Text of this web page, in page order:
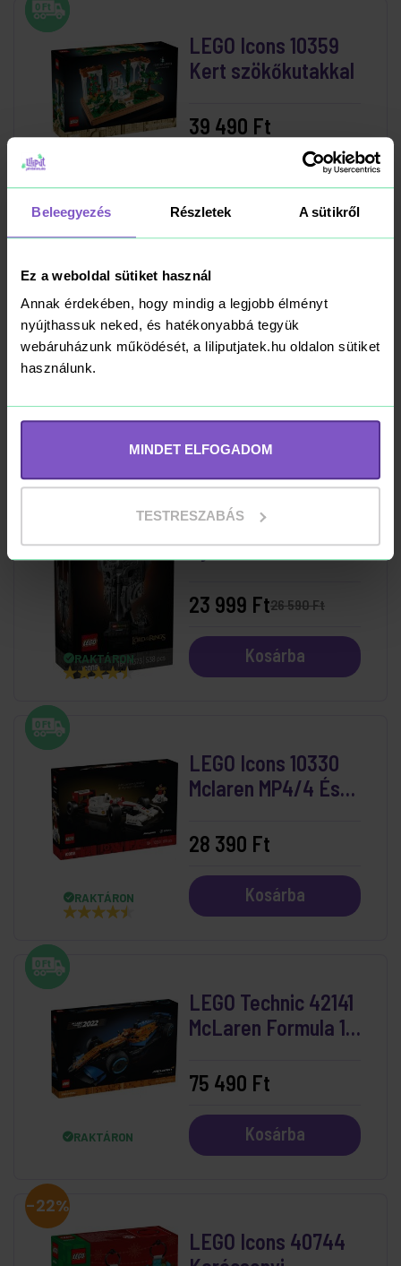
Beleegyezés Részletek A sütikről
Ez a weboldal sütiket használ
Annak érdekében, hogy mindig a legjobb élményt
nyújthassuk neked, és hatékonyabbá tegyük
webáruházunk működését, a liliputjatek.hu oldalon sütiket
használunk.
MINDET ELFOGADOM
TESTRESZABÁS
LEGO Icons 10359
Kert szökőkutakkal
39 490 Ft
RAKTÁRON
LEGO Icons 11375
Ferrari F2004 És
Michael Schumacher
Kosárba
-10%
RAKTÁRON
LEGO Icons 11373 A
Gyűrűk Ura: Sauron
26 590 Ft
23 999 Ft
Kosárba
RAKTÁRON
LEGO Icons 10330
Mclaren MP4/4 És
28 390 Ft
Kosárba
RAKTÁRON
LEGO Technic 42141
McLaren Formula 1™
75 490 Ft
Kosárba
-22%
LEGO Icons 40744